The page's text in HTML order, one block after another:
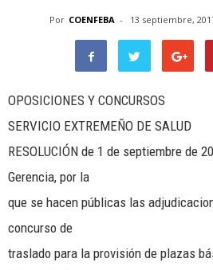
Por COENFEBA - 13 septiembre,
OPOSICIONES Y CONCURSOS
SERVICIO EXTREMEÑO DE SALUD
RESOLUCIÓN de 1 de septiembre de
Gerencia, por la
que se hacen públicas las
concurso de
traslado para la provisión de plazas